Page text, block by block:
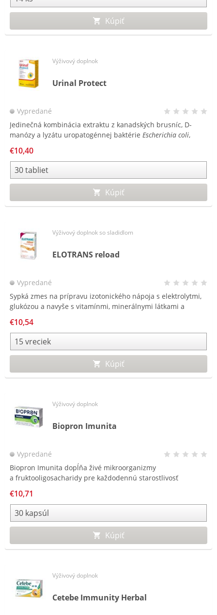
Kúpiť
Výživový doplnok
Urinal Protect
Vypredané
Jedinečná kombinácia extraktu z kanadských brusníc, D-
manózy a lyzátu uropatogénnej baktérie Escherichia coli,
€10,40
Kúpiť
Výživový doplnok so sladidlom
ELOTRANS reload
Vypredané
Sypká zmes na prípravu izotonického nápoja s elektrolytmi,
glukózou a navyše s vitamínmi, minerálnymi látkami a
rehydratáciu tela.
€10,54
Kúpiť
Výživový doplnok
Biopron Imunita
Vypredané
Biopron Imunita dopĺňa živé mikroorganizmy
a fruktooligosacharidy pre každodennú starostlivosť
systému.
€10,71
Kúpiť
Výživový doplnok
Cetebe Immunity Herbal